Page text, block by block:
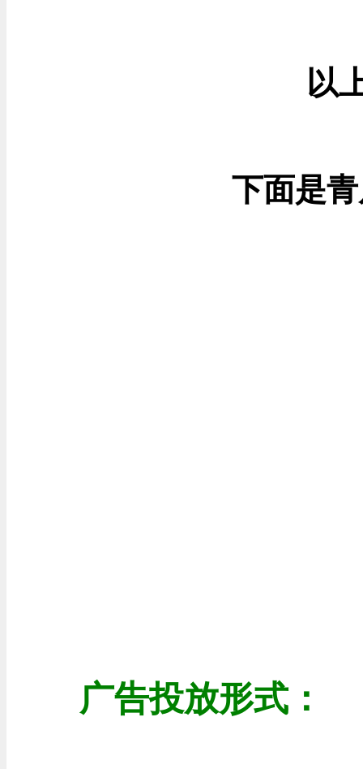
以
下面是
广告投放形式：